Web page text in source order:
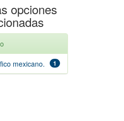
opciones
1
mexicano.